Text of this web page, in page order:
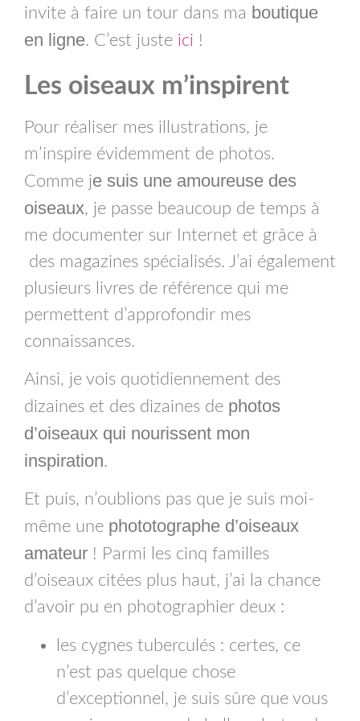
invite à faire un tour dans ma boutique
en ligne. C’est juste ici !
Les oiseaux m’inspirent
Pour réaliser mes illustrations, je
m’inspire évidemment de photos.
Comme je suis une amoureuse des
oiseaux, je passe beaucoup de temps à
me documenter sur Internet et grâce à
des magazines spécialisés. J’ai également
plusieurs livres de référence qui me
permettent d’approfondir mes
connaissances.
Ainsi, je vois quotidiennement des
dizaines et des dizaines de photos
d’oiseaux qui nourissent mon
inspiration.
Et puis, n’oublions pas que je suis moi-
même une phototographe d’oiseaux
amateur ! Parmi les cinq familles
d’oiseaux citées plus haut, j’ai la chance
d’avoir pu en photographier deux :
les cygnes tuberculés : certes, ce
n’est pas quelque chose
d’exceptionnel, je suis sûre que vous